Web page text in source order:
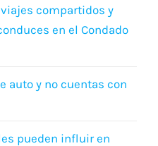
compartidos y
en el Condado
auto y no cuentas con
pueden influir en